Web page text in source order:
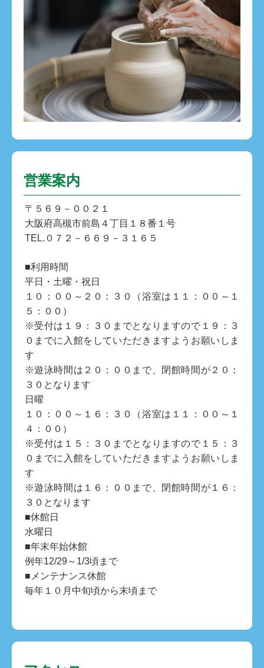
営業案内
〒５６９－００２１
大阪府高槻市前島４丁目１８番１号
TEL.０７２－６６９－３１６５
■利用時間
平日・土曜・祝日
１０：００～２０：３０（浴室は１１：００～１
５：００）
※受付は１９：３０までとなりますので１９：３
０までに入館をしていただきますようお願いしま
す
※遊泳時間は２０：００まで、閉館時間が２０：
３０となります
日曜
１０：００～１６：３０（浴室は１１：００～１
４：００）
※受付は１５：３０までとなりますので１５：３
０までに入館をしていただきますようお願いしま
す
※遊泳時間は１６：００まで、閉館時間が１６：
３０となります
■休館日
水曜日
■年末年始休館
例年12/29～1/3頃まで
■メンテナンス休館
毎年１０月中旬頃から末頃まで